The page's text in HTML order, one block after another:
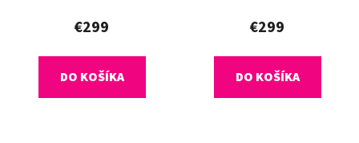
€299
DO KOŠÍKA
€299
DO KOŠÍKA